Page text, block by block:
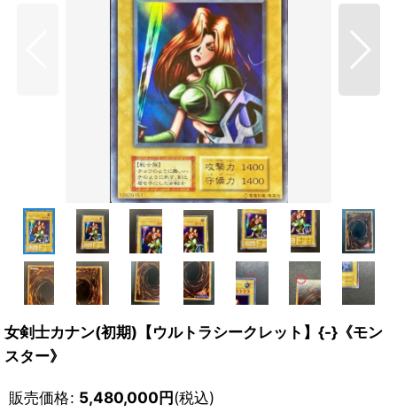
女剣士カナン(初期)【ウルトラシークレット】{-}《モン
スター》
販売価格: 5,480,000円(税込)